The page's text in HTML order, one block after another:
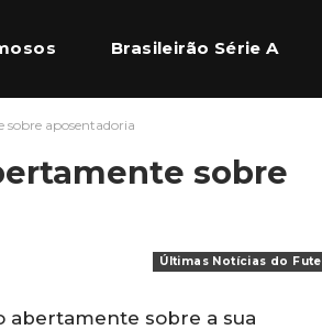
Brasileirão Série A
sobre aposentadoria
sobre
Últimas Notícias do
abertamente sobre a sua